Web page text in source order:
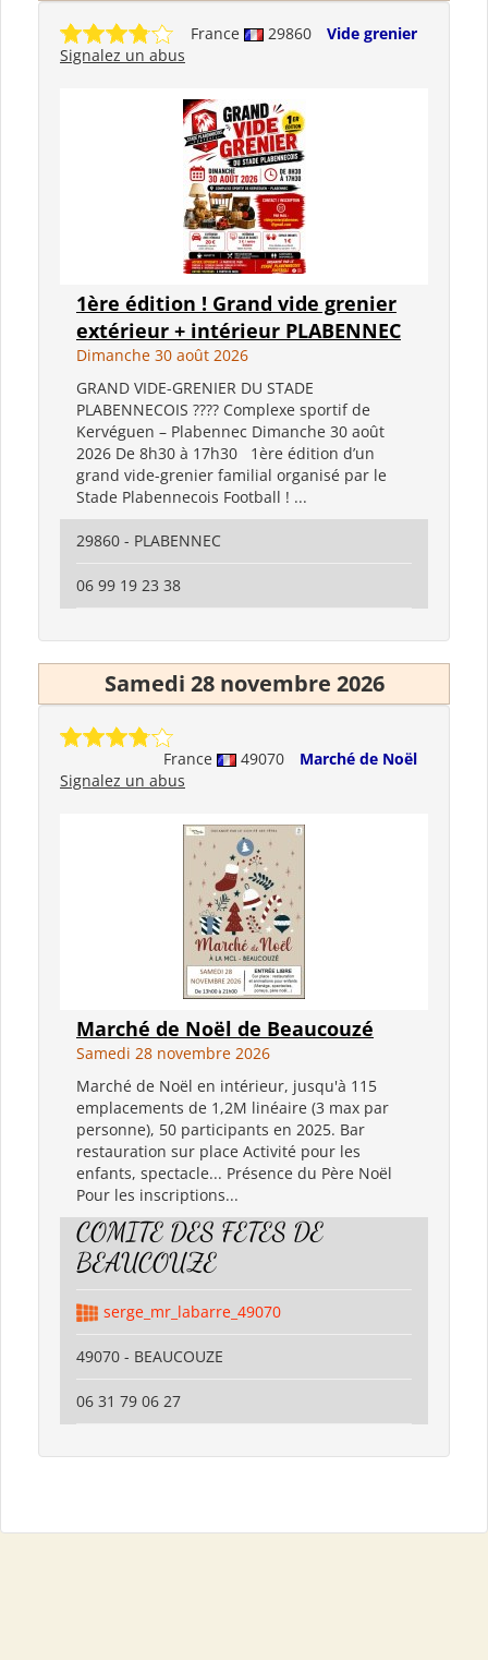
France 29860
Vide grenier
Signalez un abus
1ère édition ! Grand vide grenier
extérieur + intérieur PLABENNEC
Dimanche 30 août 2026
GRAND VIDE-GRENIER DU STADE
PLABENNECOIS ???? Complexe sportif de
Kervéguen – Plabennec Dimanche 30 août
2026 De 8h30 à 17h30 1ère édition d’un
grand vide-grenier familial organisé par le
Stade Plabennecois Football ! ...
29860 - PLABENNEC
06 99 19 23 38
Samedi 28 novembre 2026
France 49070
Marché de Noël
Signalez un abus
Marché de Noël de Beaucouzé
Samedi 28 novembre 2026
Marché de Noël en intérieur, jusqu'à 115
emplacements de 1,2M linéaire (3 max par
personne), 50 participants en 2025. Bar
restauration sur place Activité pour les
enfants, spectacle... Présence du Père Noël
Pour les inscriptions...
COMITE DES FETES DE
BEAUCOUZE
serge_mr_labarre_49070
49070 - BEAUCOUZE
06 31 79 06 27